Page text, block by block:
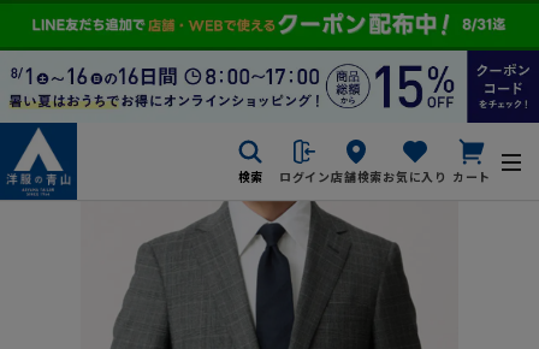
検索 ログイン店舗検索お気に入り カート